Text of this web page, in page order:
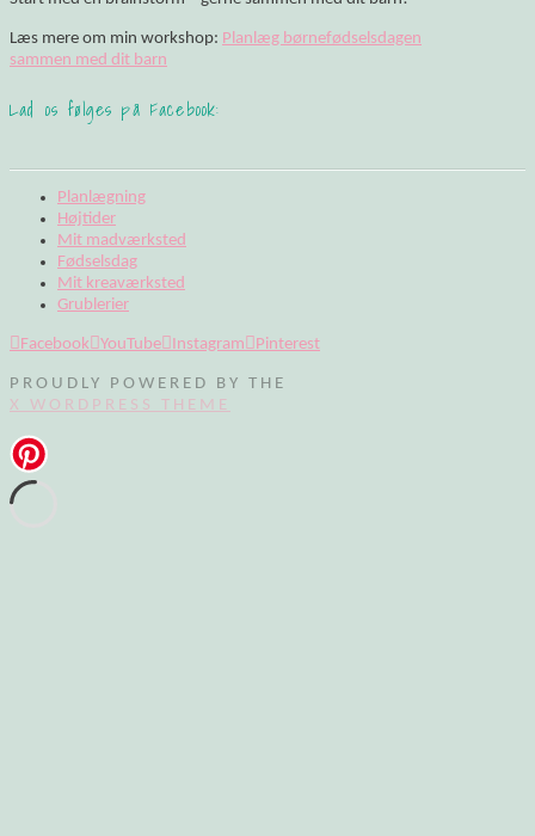
Læs mere om min workshop: Planlæg børnefødselsdagen
sammen med dit barn
Lad os følges på Facebook:
Planlægning
Højtider
Mit madværksted
Fødselsdag
Mit kreaværksted
Grublerier
Facebook YouTube Instagram Pinterest
PROUDLY POWERED BY THE
X WORDPRESS THEME